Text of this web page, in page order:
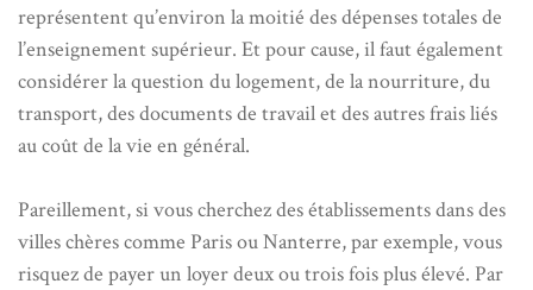
représentent qu’environ la moitié des dépenses totales de
l’enseignement supérieur. Et pour cause, il faut également
considérer la question du logement, de la nourriture, du
transport, des documents de travail et des autres frais liés
au coût de la vie en général.
Pareillement, si vous cherchez des établissements dans des
villes chères comme Paris ou Nanterre, par exemple, vous
risquez de payer un loyer deux ou trois fois plus élevé. Par